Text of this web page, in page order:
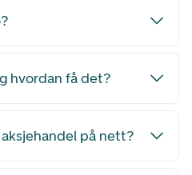
hvordan få det?
på nett?